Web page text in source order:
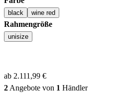
black wine red
Rahmengröße
unisize
ab 2.111,99 €
2 Angebote von 1 Händler